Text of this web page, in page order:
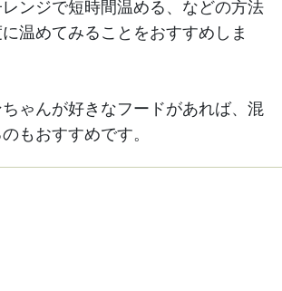
ンジで短時間温める、などの方法
温めてみることをおすすめしま
ちゃんが好きなフードがあれば、混
もおすすめです。